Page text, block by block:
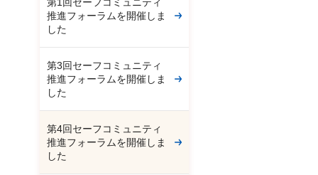
推進フォーラムを開催しま
した
第3回セーフコミュニティ
推進フォーラムを開催しま
した
第4回セーフコミュニティ
推進フォーラムを開催しま
した